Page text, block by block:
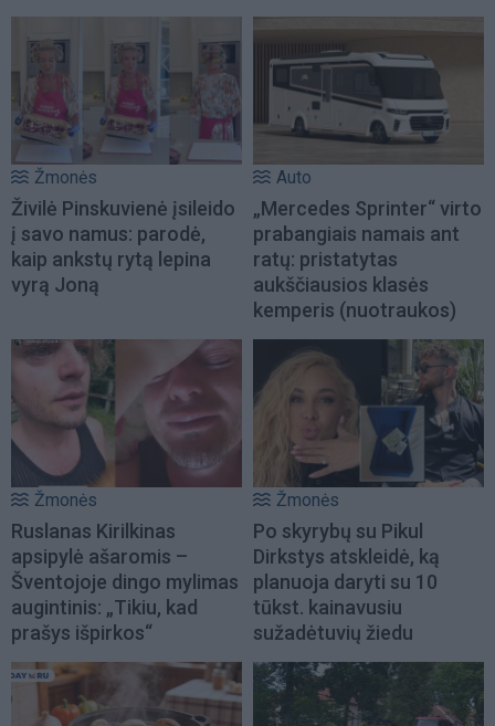
Žmonės
Živilė Pinskuvienė įsileido
į savo namus: parodė,
kaip ankstų rytą lepina
vyrą Joną
Auto
„Mercedes Sprinter“ virto
prabangiais namais ant
ratų: pristatytas
aukščiausios klasės
kemperis (nuotraukos)
Žmonės
Ruslanas Kirilkinas
apsipylė ašaromis –
Šventojoje dingo mylimas
augintinis: „Tikiu, kad
prašys išpirkos“
Žmonės
Po skyrybų su Pikul
Dirkstys atskleidė, ką
planuoja daryti su 10
tūkst. kainavusiu
sužadėtuvių žiedu